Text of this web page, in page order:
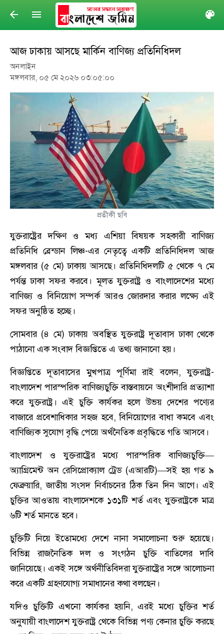
arrow_back menu
আজ ঢাকায় আসছে মার্কিন বাণিজ্য প্রতিনিধিদল
অনলাইন
মঙ্গলবার, ০৫ মে ২০২৬ ০৩:০৫:০০
প্রতীকী ছবি
যুক্তরাষ্ট্রের দক্ষিণ ও মধ্য এশিয়া বিষয়ক সহকারী বাণিজ্য
প্রতিনিধি ব্রেন্ডান লিঞ্চ-এর নেতৃত্বে একটি প্রতিনিধিদল আজ
মঙ্গলবার (৫ মে) ঢাকায় আসছে। প্রতিনিধিদলটি ৫ থেকে ৭ মে
পর্যন্ত ঢাকা সফর করবে। মূলত যুক্তরাষ্ট্র ও বাংলাদেশের মধ্যে
বাণিজ্য ও বিনিয়োগ সম্পর্ক আরও জোরদার করার লক্ষ্যে এই
সফর অনুষ্ঠিত হচ্ছে।
সোমবার (৪ মে) ঢাকায় অবস্থিত যুক্তরাষ্ট্র দূতাবাস ঢাকা থেকে
পাঠানো এক সংবাদ বিজ্ঞপ্তিতে এ তথ্য জানানো হয়।
বিজ্ঞপ্তিতে দূতাবাসের মুখপাত্র পূর্ণিমা রাই বলেন, যুক্তরাষ্ট্র-
বাংলাদেশ পারস্পরিক বাণিজ্যচুক্তি বাস্তবায়নে অংশীদারি প্রত্যাশা
করে যুক্তরাষ্ট্র। এই চুক্তি কার্যকর হলে উভয় দেশের পণ্যের
বাজারে প্রবেশাধিকার সহজ হবে, বিনিয়োগের বাধা কমবে এবং
বাণিজ্যিক সুযোগ বৃদ্ধি পেয়ে অর্থনৈতিক প্রবৃদ্ধিতে গতি আসবে।
বাংলাদেশ ও যুক্তরাষ্ট্রের মধ্যে পারস্পরিক বাণিজ্যচুক্তি—
অ্যাগ্রিমেন্ট অন রেসিপ্রোক্যাল ট্রেড (এআরটি)—সই হয় গত ৯
ফেব্রুয়ারি, জাতীয় সংসদ নির্বাচনের ঠিক তিন দিন আগে। এই
চুক্তির আওতায় বাংলাদেশকে ১৩১টি শর্ত এবং যুক্তরাষ্ট্রকে মাত্র
৬টি শর্ত মানতে হবে।
চুক্তিটি নিয়ে ইতোমধ্যে দেশে নানা সমালোচনা শুরু হয়েছে।
বিভিন্ন রাজনৈতিক দল ও সংগঠন চুক্তি বাতিলের দাবি
জানিয়েছে। একই সঙ্গে অর্থনীতিবিদরা যুক্তরাষ্ট্রের সঙ্গে আলোচনা
করে একটি গ্রহণযোগ্য সমাধানের কথা বলছেন।
যদিও চুক্তিটি এখনো কার্যকর হয়নি, এরই মধ্যে চুক্তির শর্ত
অনুযায়ী বাংলাদেশ যুক্তরাষ্ট্র থেকে বিভিন্ন পণ্য কেনার চুক্তি করছে